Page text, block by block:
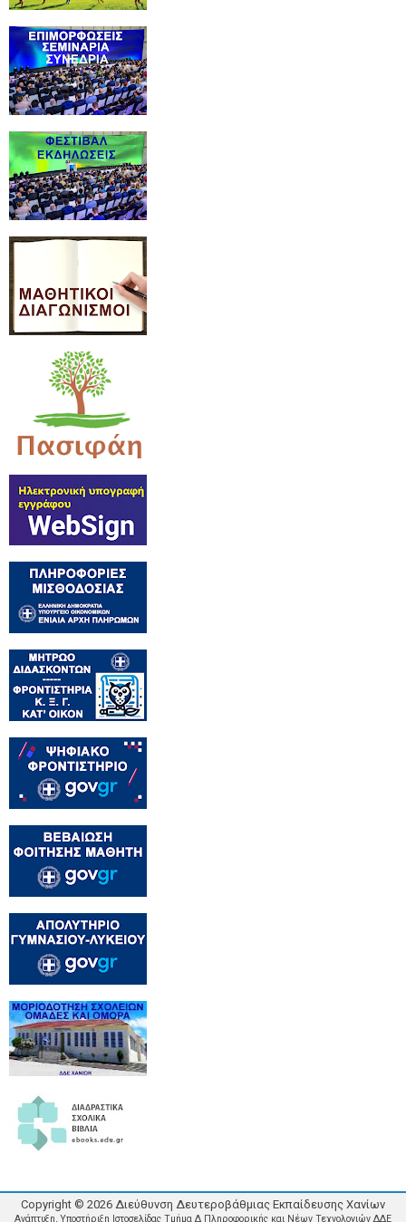
Copyright © 2026 Διεύθυνση Δευτεροβάθμιας Εκπαίδευσης Χανίων
Ανάπτυξη, Υποστήριξη Ιστοσελίδας Τμήμα Δ Πληροφορικής και Νέων Τεχνολογιών ΔΔΕ